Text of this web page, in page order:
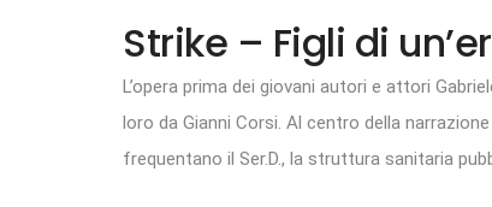
Strike – Figli di
L’opera prima dei giovani autori e attori
loro da Gianni Corsi. Al centro della
frequentano il Ser.D., la struttura sanitaria